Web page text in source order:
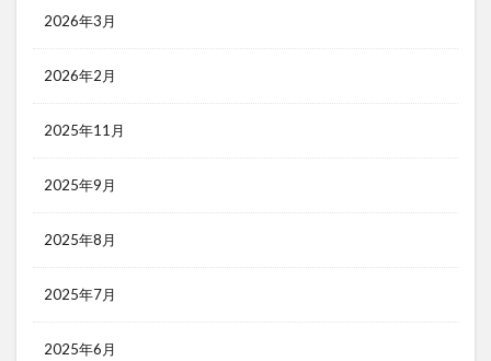
2026年3月
2026年2月
2025年11月
2025年9月
2025年8月
2025年7月
2025年6月